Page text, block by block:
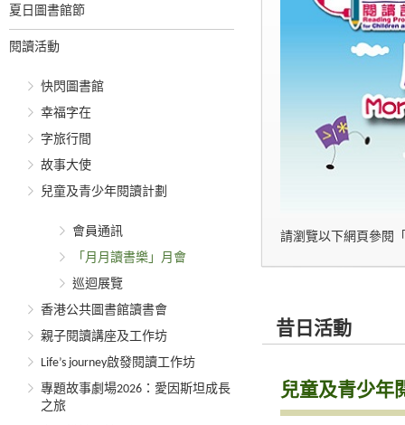
夏日圖書館節
閱讀活動
快閃圖書館
幸福字在
字旅行間
故事大使
兒童及青少年閱讀計劃
會員通訊
「月月讀書樂」月會
巡迴展覽
香港公共圖書館讀書會
親子閱讀講座及工作坊
Life’s journey啟發閱讀工作坊
專題故事劇場2026：愛因斯坦成長
之旅
請瀏覽以下網頁參閱
昔日活動
兒童及青少年